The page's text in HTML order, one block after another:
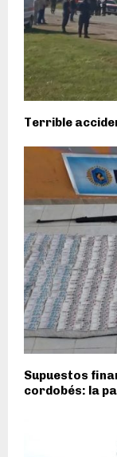
Terrible
Supuestos
cordobés: la